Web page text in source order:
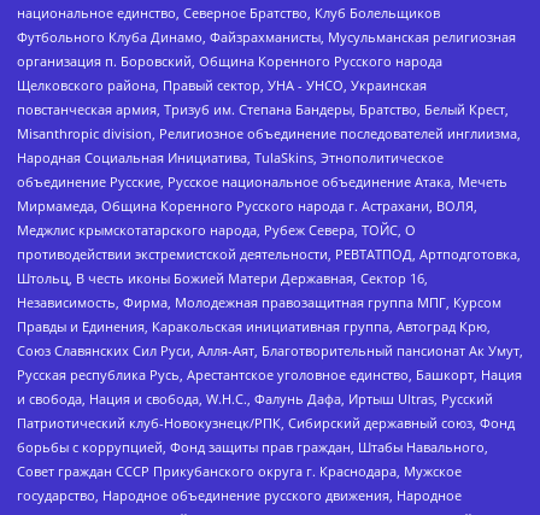
национальное единство, Северное Братство, Клуб Болельщиков
Футбольного Клуба Динамо, Файзрахманисты, Мусульманская религиозная
организация п. Боровский, Община Коренного Русского народа
Щелковского района, Правый сектор, УНА - УНСО, Украинская
повстанческая армия, Тризуб им. Степана Бандеры, Братство, Белый Крест,
Misanthropic division, Религиозное объединение последователей инглиизма,
Народная Социальная Инициатива, TulaSkins, Этнополитическое
объединение Русские, Русское национальное объединение Атака, Мечеть
Мирмамеда, Община Коренного Русского народа г. Астрахани, ВОЛЯ,
Меджлис крымскотатарского народа, Рубеж Севера, ТОЙС, О
противодействии экстремистской деятельности, РЕВТАТПОД, Артподготовка,
Штольц, В честь иконы Божией Матери Державная, Сектор 16,
Независимость, Фирма, Молодежная правозащитная группа МПГ, Курсом
Правды и Единения, Каракольская инициативная группа, Автоград Крю,
Союз Славянских Сил Руси, Алля-Аят, Благотворительный пансионат Ак Умут,
Русская республика Русь, Арестантское уголовное единство, Башкорт, Нация
и свобода, Нация и свобода, W.H.С., Фалунь Дафа, Иртыш Ultras, Русский
Патриотический клуб-Новокузнецк/РПК, Сибирский державный союз, Фонд
борьбы с коррупцией, Фонд защиты прав граждан, Штабы Навального,
Совет граждан СССР Прикубанского округа г. Краснодара, Мужское
государство, Народное объединение русского движения, Народное